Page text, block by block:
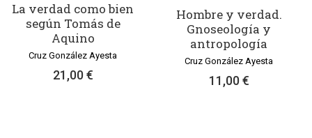
La verdad como bien
según Tomás de
Aquino
Cruz González Ayesta
21,00 €
Hombre y verdad.
Gnoseología y
antropología
Cruz González Ayesta
11,00 €